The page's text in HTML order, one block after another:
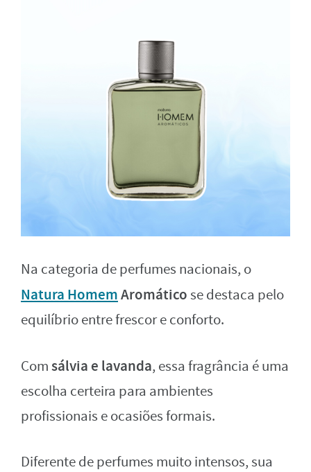
Na categoria de perfumes nacionais, o
Natura HomemAromáticose destaca pelo
equilíbrio entre frescor e conforto.
Comsálvia e lavanda, essa fragrância é uma
escolha certeira para ambientes
profissionais e ocasiões formais.
Diferente de perfumes muito intensos, sua